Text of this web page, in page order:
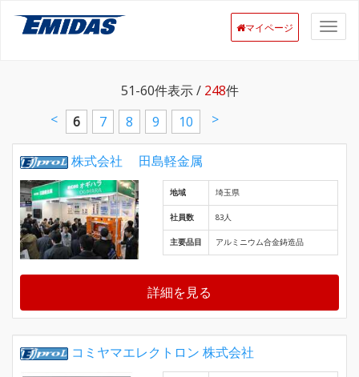
マイページ
51-60件表示 / 248件
<
6 7 8 9 10 >
株式会社 田島軽金属
地域 埼玉県
社員数 83人
主要品目 アルミニウム合金鋳造品
詳細を見る
コミヤマエレクトロン 株式会社